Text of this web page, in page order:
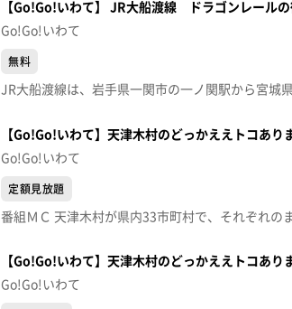
【Go!Go!いわて】 JR大船渡線 ドラゴンレール
Go!Go!いわて
無料
【Go!Go!いわて】天津木村のどっかええトコあ
Go!Go!いわて
定額見放題
Go!Go!いわて